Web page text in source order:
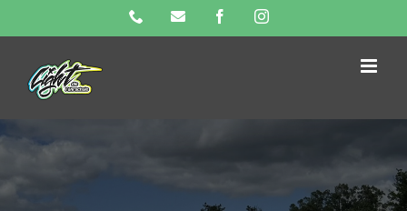
to
content
Phone E-
FacebookInstagram